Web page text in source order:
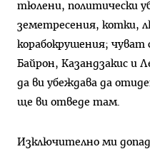
тюлени, политически
земетресения, котки,
корабокрушения;
Байрон, Казандзакис и
да ви убеждава да
ще ви отведе там.
Изключително ми